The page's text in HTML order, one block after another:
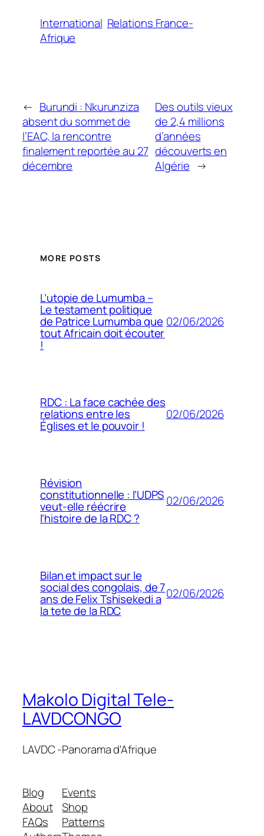
International Relations France-
Afrique
← Burundi : Nkurunziza
absent du sommet de
l’EAC, la rencontre
finalement reportée au 27
décembre
Des outils vieux
de 2,4 millions
d’années
découverts en
Algérie →
MORE POSTS
L’utopie de Lumumba –
Le testament politique
de Patrice Lumumba que
tout Africain doit écouter
!
02/06/2026
RDC : La face cachée des
relations entre les
Églises et le pouvoir !
02/06/2026
Révision
constitutionnelle : l’UDPS
veut-elle réécrire
l’histoire de la RDC ?
02/06/2026
Bilan et impact sur le
social des congolais, de 7
ans de Felix Tshisekedi a
la tete de la RDC
02/06/2026
Makolo Digital Tele-
LAVDCONGO
LAVDC -Panorama d'Afrique
Blog
About
FAQs
Events
Shop
Patterns